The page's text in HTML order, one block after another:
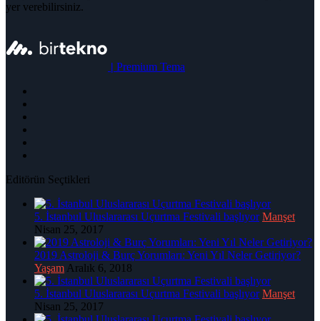
yer verebilirsiniz.
| Premium Tema
Editörün Seçtikleri
5. İstanbul Uluslararası Uçurtma Festivali başlıyor Manşet
Nisan 25, 2017
2019 Astroloji & Burç Yorumları: Yeni Yıl Neler Getiriyor?
Yaşam Aralık 6, 2018
5. İstanbul Uluslararası Uçurtma Festivali başlıyor Manşet
Nisan 25, 2017